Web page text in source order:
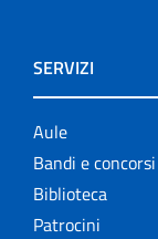
SERVIZI
Aule
Bandi e concorsi
Biblioteca
Patrocini